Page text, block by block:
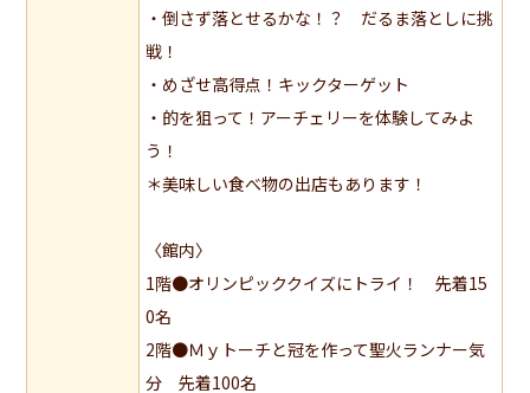
・倒さず落とせるかな！？ だるま落としに挑
戦！
・めざせ高得点！キックターゲット
・的を狙って！アーチェリーを体験してみよ
う！
＊美味しい食べ物の出店もあります！
〈館内〉
1階●オリンピッククイズにトライ！ 先着15
0名
2階●Ｍｙトーチと冠を作って聖火ランナー気
分 先着100名